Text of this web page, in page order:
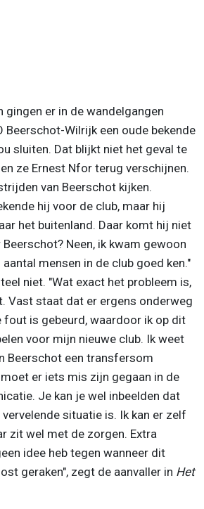
gingen er in de wandelgangen
Beerschot-Wilrijk een oude bekende
sluiten. Dat blijkt niet het geval te
ze Ernest Nfor terug verschijnen.
van Beerschot kijken.
hij voor de club, maar hij
het buitenland. Daar komt hij niet
Neen, ik kwam gewoon
mensen in de club goed ken."
niet. "Wat exact het probleem is,
Vast staat dat er ergens onderweg
fout is gebeurd, waardoor ik op dit
voor mijn nieuwe club. Ik weet
Beerschot een transfersom
er iets mis zijn gegaan in de
Je kan je wel inbeelden dat
situatie is. Ik kan er zelf
zit wel met de zorgen. Extra
idee heb tegen wanneer dit
geraken", zegt de aanvaller in Het